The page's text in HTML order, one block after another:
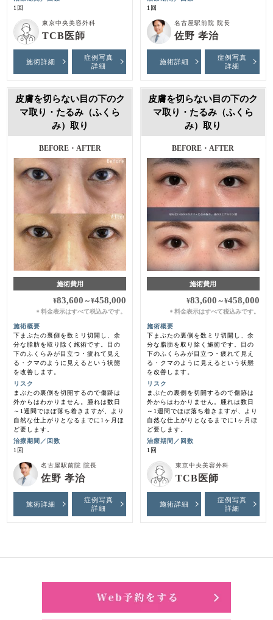
1回
東京中央美容外科
TCB医師
施術詳細
症例写真
詳細
1回
名古屋駅前院 院長
佐野 孝治
施術詳細
症例写真
詳細
皮膚を切らない目の下のク
マ取り・たるみ（ふくら
み）取り
BEFORE・AFTER
施術費用
¥83,600 ～¥458,000
＊料金表示はすべて税込みです。
施術概要
下まぶたの裏側を数ミリ切開し、余
分な脂肪を取り除く施術です。目の
下のふくらみが目立つ・疲れて見え
る・クマのように見えるという状態
を改善します。
リスク
まぶたの裏側を切開するので傷跡は
外からはわかりません。腫れは数日
～1週間でほぼ落ち着きますが、より
自然な仕上がりとなるまでに1ヶ月ほ
ど要します。
治療期間／回数
1回
名古屋駅前院 院長
佐野 孝治
施術詳細
症例写真
詳細
皮膚を切らない目の下のク
マ取り・たるみ（ふくら
み）取り
BEFORE・AFTER
施術費用
¥83,600 ～¥458,000
＊ 料金表示はすべて税込みです。
施術概要
下まぶたの裏側を数ミリ切開し、余
分な脂肪を取り除く施術です。目の
下のふくらみが目立つ・疲れて見え
る・クマのように見えるという状態
を改善します。
リスク
まぶたの裏側を切開するので傷跡は
外からはわかりません。腫れは数日
～1週間でほぼ落ち着きますが、より
自然な仕上がりとなるまでに1ヶ月ほ
ど要します。
治療期間／回数
1回
東京中央美容外科
TCB医師
施術詳細
症例写真
詳細